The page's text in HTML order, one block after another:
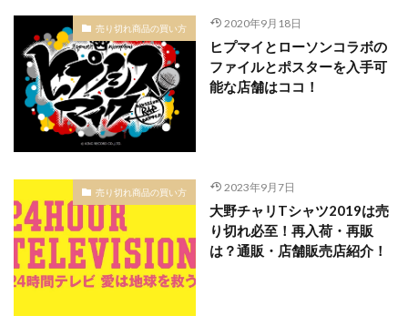
売り切れ商品の買い方 2020年9月18日
ヒプマイとローソンコラボの
ファイルとポスターを入手可
能な店舗はココ！
売り切れ商品の買い方 2023年9月7日
大野チャリTシャツ2019は売
り切れ必至！再入荷・再販
は？通販・店舗販売店紹介！